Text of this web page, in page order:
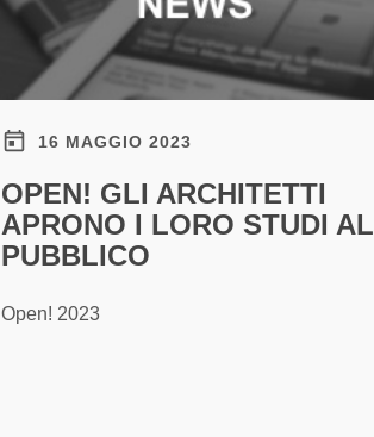
16 MAGGIO 2023
OPEN! GLI ARCHITETTI
APRONO I LORO STUDI AL
PUBBLICO
Open! 2023